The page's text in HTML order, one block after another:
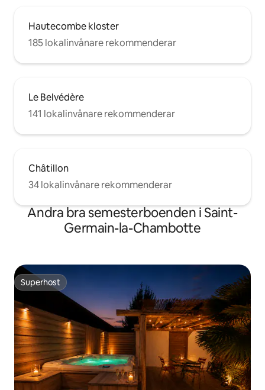
Hautecombe kloster
185 lokalinvånare rekommenderar
Le Belvédère
141 lokalinvånare rekommenderar
Châtillon
34 lokalinvånare rekommenderar
Andra bra semesterboenden i Saint-
Germain-la-Chambotte
Superhost
Superhost